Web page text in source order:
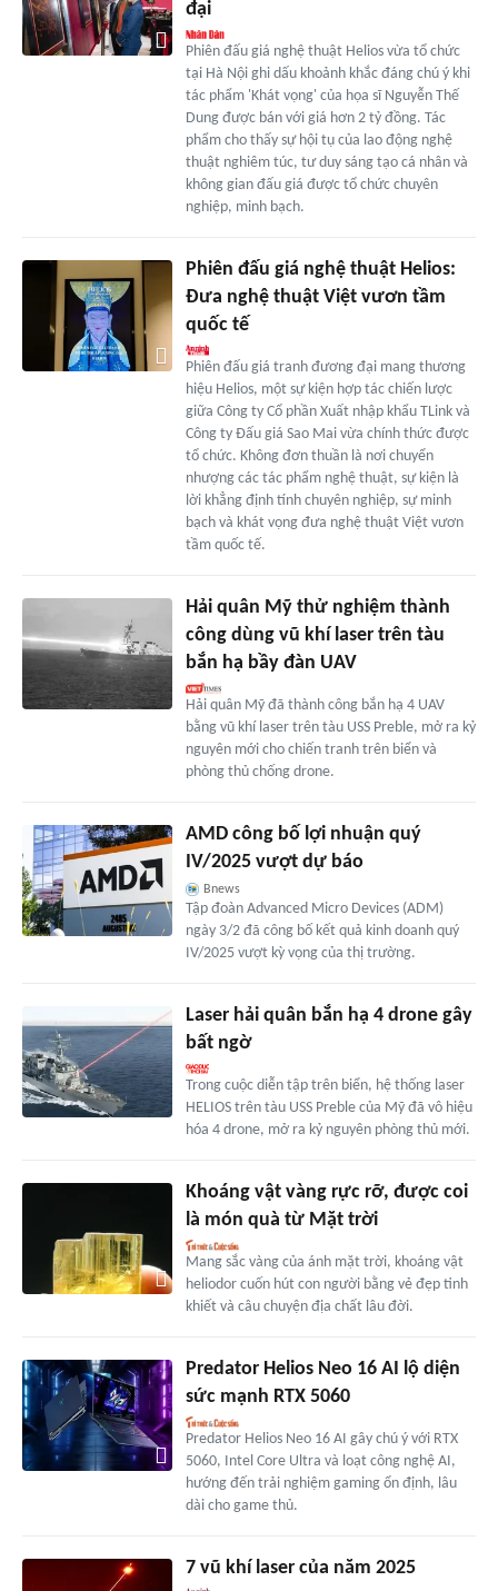
đại
Phiên đấu giá nghệ thuật Helios vừa tổ chức
tại Hà Nội ghi dấu khoảnh khắc đáng chú ý khi
tác phẩm 'Khát vọng' của họa sĩ Nguyễn Thế
Dung được bán với giá hơn 2 tỷ đồng. Tác
phẩm cho thấy sự hội tụ của lao động nghệ
thuật nghiêm túc, tư duy sáng tạo cá nhân và
không gian đấu giá được tổ chức chuyên
nghiệp, minh bạch.
Phiên đấu giá nghệ thuật Helios:
Đưa nghệ thuật Việt vươn tầm
quốc tế
Phiên đấu giá tranh đương đại mang thương
hiệu Helios, một sự kiện hợp tác chiến lược
giữa Công ty Cổ phần Xuất nhập khẩu TLink và
Công ty Đấu giá Sao Mai vừa chính thức được
tổ chức. Không đơn thuần là nơi chuyển
nhượng các tác phẩm nghệ thuật, sự kiện là
lời khẳng định tính chuyên nghiệp, sự minh
bạch và khát vọng đưa nghệ thuật Việt vươn
tầm quốc tế.
Hải quân Mỹ thử nghiệm thành
công dùng vũ khí laser trên tàu
bắn hạ bầy đàn UAV
Hải quân Mỹ đã thành công bắn hạ 4 UAV
bằng vũ khí laser trên tàu USS Preble, mở ra kỷ
nguyên mới cho chiến tranh trên biển và
phòng thủ chống drone.
AMD công bố lợi nhuận quý
IV/2025 vượt dự báo
Bnews
Tập đoàn Advanced Micro Devices (ADM)
ngày 3/2 đã công bố kết quả kinh doanh quý
IV/2025 vượt kỳ vọng của thị trường.
Laser hải quân bắn hạ 4 drone gây
bất ngờ
Trong cuộc diễn tập trên biển, hệ thống laser
HELIOS trên tàu USS Preble của Mỹ đã vô hiệu
hóa 4 drone, mở ra kỷ nguyên phòng thủ mới.
Khoáng vật vàng rực rỡ, được coi
là món quà từ Mặt trời
Mang sắc vàng của ánh mặt trời, khoáng vật
heliodor cuốn hút con người bằng vẻ đẹp tinh
khiết và câu chuyện địa chất lâu đời.
Predator Helios Neo 16 AI lộ diện
sức mạnh RTX 5060
Predator Helios Neo 16 AI gây chú ý với RTX
5060, Intel Core Ultra và loạt công nghệ AI,
hướng đến trải nghiệm gaming ổn định, lâu
dài cho game thủ.
7 vũ khí laser của năm 2025